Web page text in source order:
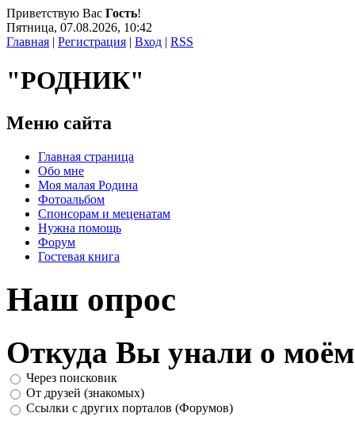
Приветствую Вас Гость!
Пятница, 07.08.2026, 10:42
Главная | Регистрация | Вход | RSS
"РОДНИК"
Меню сайта
Главная страница
Обо мне
Моя малая Родина
Фотоальбом
Спонсорам и меценатам
Нужна помощь
Форум
Гостевая книга
Наш опрос
Откуда Вы унали о моём
Через поисковик
От друзей (знакомых)
Ссылки с других порталов (Форумов)